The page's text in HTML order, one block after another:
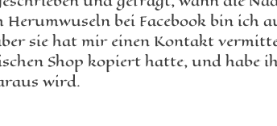
bei Facebook bin ich
sie hat mir einen Kontakt
Shop kopiert hatte, und habe
wird.